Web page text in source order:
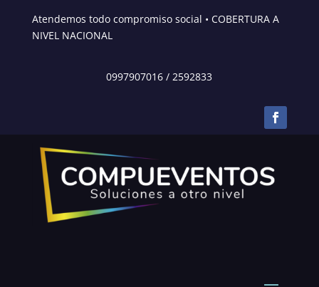
Atendemos todo compromiso social • COBERTURA A
NIVEL NACIONAL
0997907016 /2592833